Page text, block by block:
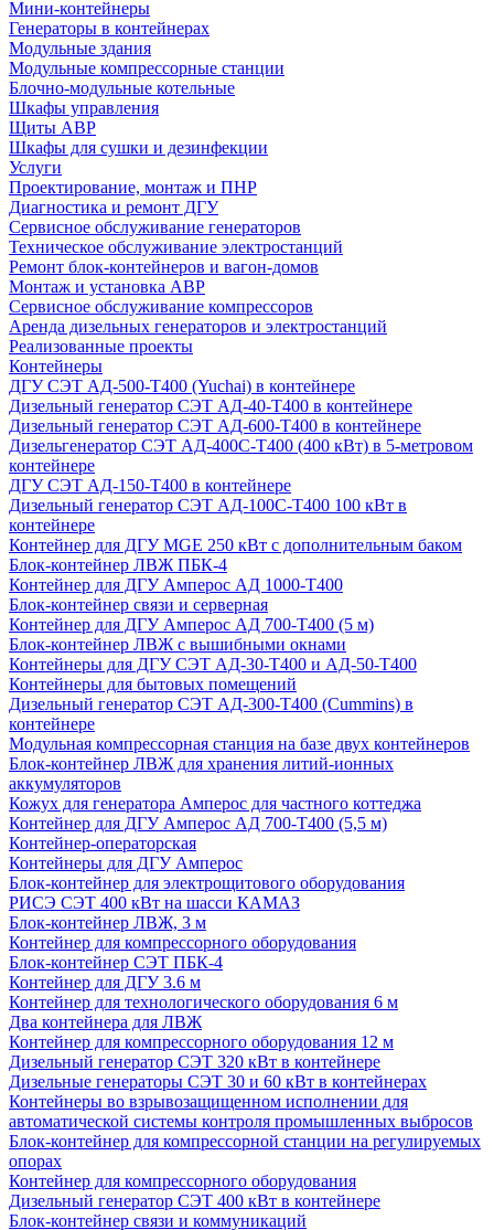
Мини-контейнеры
Генераторы в контейнерах
Модульные здания
Модульные компрессорные станции
Блочно-модульные котельные
Шкафы управления
Щиты АВР
Шкафы для сушки и дезинфекции
Услуги
Проектирование, монтаж и ПНР
Диагностика и ремонт ДГУ
Сервисное обслуживание генераторов
Техническое обслуживание электростанций
Ремонт блок-контейнеров и вагон-домов
Монтаж и установка АВР
Сервисное обслуживание компрессоров
Аренда дизельных генераторов и электростанций
Реализованные проекты
Контейнеры
ДГУ СЭТ АД-500-Т400 (Yuchai) в контейнере
Дизельный генератор СЭТ АД-40-Т400 в контейнере
Дизельный генератор СЭТ АД-600-Т400 в контейнере
Дизельгенератор СЭТ АД-400С-Т400 (400 кВт) в 5-метровом
контейнере
ДГУ СЭТ АД-150-Т400 в контейнере
Дизельный генератор СЭТ АД-100С-Т400 100 кВт в
контейнере
Контейнер для ДГУ MGE 250 кВт с дополнительным баком
Блок-контейнер ЛВЖ ПБК-4
Контейнер для ДГУ Амперос АД 1000-Т400
Блок-контейнер связи и серверная
Контейнер для ДГУ Амперос АД 700-Т400 (5 м)
Блок-контейнер ЛВЖ с вышибными окнами
Контейнеры для ДГУ СЭТ АД-30-Т400 и АД-50-Т400
Контейнеры для бытовых помещений
Дизельный генератор СЭТ АД-300-Т400 (Cummins) в
контейнере
Модульная компрессорная станция на базе двух контейнеров
Блок-контейнер ЛВЖ для хранения литий-ионных
аккумуляторов
Кожух для генератора Амперос для частного коттеджа
Контейнер для ДГУ Амперос АД 700-Т400 (5,5 м)
Контейнер-операторская
Контейнеры для ДГУ Амперос
Блок-контейнер для электрощитового оборудования
РИСЭ СЭТ 400 кВт на шасси КАМАЗ
Блок-контейнер ЛВЖ, 3 м
Контейнер для компрессорного оборудования
Блок-контейнер СЭТ ПБК-4
Контейнер для ДГУ 3.6 м
Контейнер для технологического оборудования 6 м
Два контейнера для ЛВЖ
Контейнер для компрессорного оборудования 12 м
Дизельный генератор СЭТ 320 кВт в контейнере
Дизельные генераторы СЭТ 30 и 60 кВт в контейнерах
Контейнеры во взрывозащищенном исполнении для
автоматической системы контроля промышленных выбросов
Блок-контейнер для компрессорной станции на регулируемых
опорах
Контейнер для компрессорного оборудования
Дизельный генератор СЭТ 400 кВт в контейнере
Блок-контейнер связи и коммуникаций